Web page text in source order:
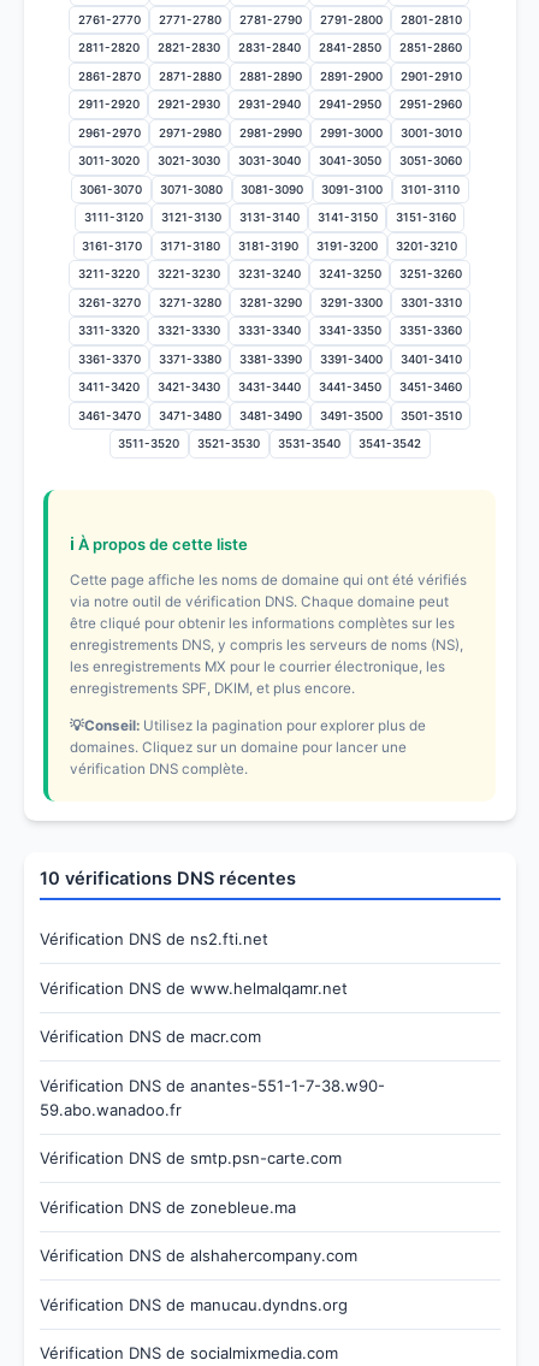
2761-2770 2771-2780 2781-2790 2791-2800 2801-2810
2811-2820 2821-2830 2831-2840 2841-2850 2851-2860
2861-2870 2871-2880 2881-2890 2891-2900 2901-2910
2911-2920 2921-2930 2931-2940 2941-2950 2951-2960
2961-2970 2971-2980 2981-2990 2991-3000 3001-3010
3011-3020 3021-3030 3031-3040 3041-3050 3051-3060
3061-3070 3071-3080 3081-3090 3091-3100 3101-3110
3111-3120 3121-3130 3131-3140 3141-3150 3151-3160
3161-3170 3171-3180 3181-3190 3191-3200 3201-3210
3211-3220 3221-3230 3231-3240 3241-3250 3251-3260
3261-3270 3271-3280 3281-3290 3291-3300 3301-3310
3311-3320 3321-3330 3331-3340 3341-3350 3351-3360
3361-3370 3371-3380 3381-3390 3391-3400 3401-3410
3411-3420 3421-3430 3431-3440 3441-3450 3451-3460
3461-3470 3471-3480 3481-3490 3491-3500 3501-3510
3511-3520 3521-3530 3531-3540 3541-3542
ℹ️ À propos de cette liste
Cette page affiche les noms de domaine qui ont été vérifiés
via notre outil de vérification DNS. Chaque domaine peut
être cliqué pour obtenir les informations complètes sur les
enregistrements DNS, y compris les serveurs de noms (NS),
les enregistrements MX pour le courrier électronique, les
enregistrements SPF, DKIM, et plus encore.
💡Conseil:Utilisez la pagination pour explorer plus de
domaines. Cliquez sur un domaine pour lancer une
vérification DNS complète.
10 vérifications DNS récentes
Vérification DNS de ns2.fti.net
Vérification DNS de www.helmalqamr.net
Vérification DNS de macr.com
Vérification DNS de anantes-551-1-7-38.w90-
59.abo.wanadoo.fr
Vérification DNS de smtp.psn-carte.com
Vérification DNS de zonebleue.ma
Vérification DNS de alshahercompany.com
Vérification DNS de manucau.dyndns.org
Vérification DNS de socialmixmedia.com